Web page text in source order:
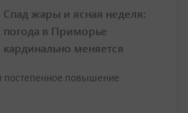
Спад жары и ясная неделя:
погода в Приморье
кардинально меняется
постепенное повышение